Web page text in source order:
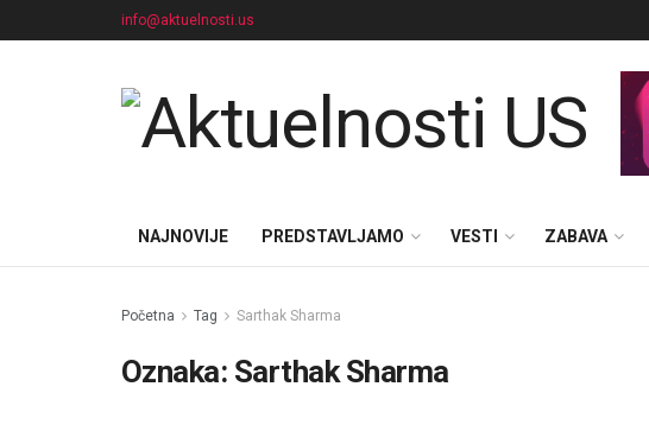
info@aktuelnosti.us
NAJNOVIJE PREDSTAVLJAMO VESTI ZABAVA
Početna Tag Sarthak Sharma
Oznaka: Sarthak Sharma